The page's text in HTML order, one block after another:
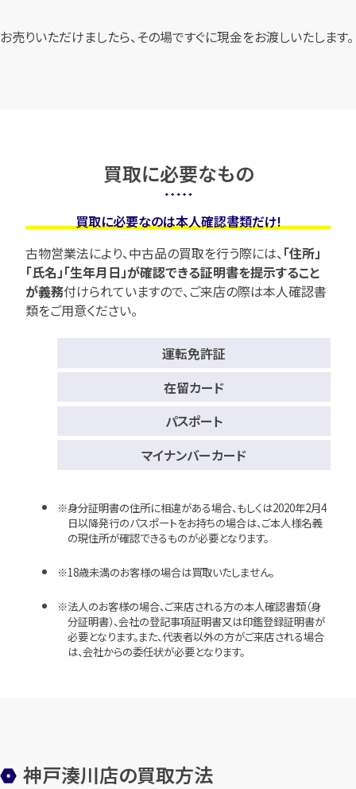
お売りいただけましたら、その場ですぐに現金をお渡しいたします。
買取に必要なもの
買取に必要なのは本人確認書類だけ!
古物営業法により、中古品の買取を行う際には、 「住所」
「氏名」「生年月日」が確認できる証明書を提示すること
が義務付けられていますので、 ご来店の際は本人確認書
類をご用意ください。
運転免許証
在留カード
パスポート
マイナンバーカード
身分証明書の住所に相違がある場合、もしくは2020年2月4
日以降発行のパスポートをお持ちの場合は、ご本人様名義
の現住所が確認できるものが必要となります。
18歳未満のお客様の場合は買取いたしません。
法人のお客様の場合、ご来店される方の本人確認書類（身
分証明書）、会社の登記事項証明書又は印鑑登録証明書が
必要となります。また、代表者以外の方がご来店される場合
は、会社からの委任状が必要となります。
神戸湊川店の買取方法